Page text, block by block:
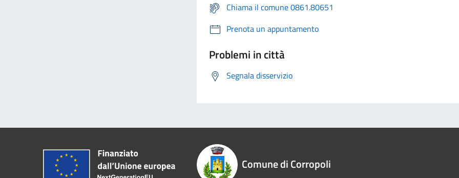
Chiama il comune 0861.80651
Prenota un appuntamento
Problemi in città
Segnala disservizio
Comune di Corropoli